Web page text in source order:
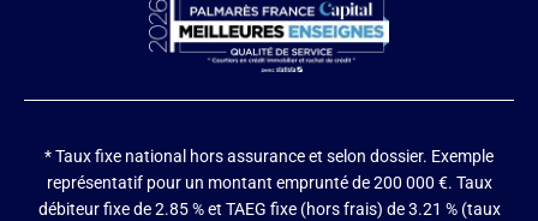
* Taux fixe national hors assurance et selon dossier. Exemple
représentatif pour un montant emprunté de 200 000 €. Taux
débiteur fixe de 2.85 % et TAEG fixe (hors frais) de 3.21 % (taux